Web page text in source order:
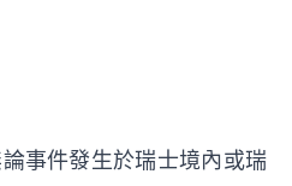
事件發生於瑞士境內或瑞